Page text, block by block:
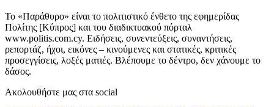
Το «Παράθυρο» είναι το πολιτιστικό ένθετο της εφημερίδας
Πολίτης [Κύπρος] και του διαδικτυακού πόρταλ
www.politis.com.cy. Ειδήσεις, συνεντεύξεις, συναντήσεις,
ρεπορτάζ, ήχοι, εικόνες – κινούμενες και στατικές, κριτικές
προσεγγίσεις, λοξές ματιές. Βλέπουμε το δέντρο, δεν χάνουμε το
δάσος.
Ακολουθήστε μας στα social